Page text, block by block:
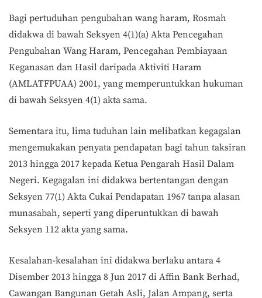
Bagi pertuduhan pengubahan wang haram, Rosmah
didakwa di bawah Seksyen 4(1)(a) Akta Pencegahan
Pengubahan Wang Haram, Pencegahan Pembiayaan
Keganasan dan Hasil daripada Aktiviti Haram
(AMLATFPUAA) 2001, yang memperuntukkan hukuman
di bawah Seksyen 4(1) akta sama.
Sementara itu, lima tuduhan lain melibatkan kegagalan
mengemukakan penyata pendapatan bagi tahun taksiran
2013 hingga 2017 kepada Ketua Pengarah Hasil Dalam
Negeri. Kegagalan ini didakwa bertentangan dengan
Seksyen 77(1) Akta Cukai Pendapatan 1967 tanpa alasan
munasabah, seperti yang diperuntukkan di bawah
Seksyen 112 akta yang sama.
Kesalahan-kesalahan ini didakwa berlaku antara 4
Disember 2013 hingga 8 Jun 2017 di Affin Bank Berhad,
Cawangan Bangunan Getah Asli, Jalan Ampang, serta